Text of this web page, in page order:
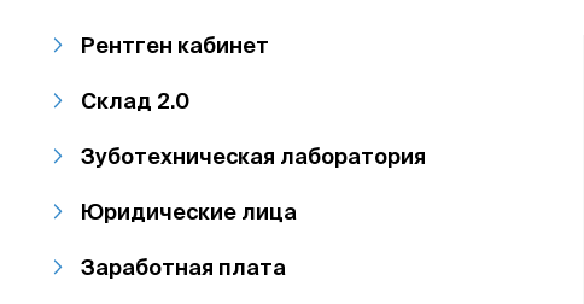
Рентген кабинет
Склад 2.0
Зуботехническая лаборатория
Юридические лица
Заработная плата